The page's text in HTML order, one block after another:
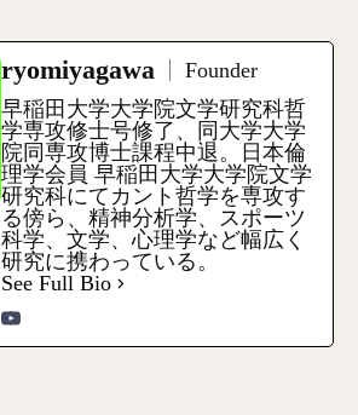
ryomiyagawa
Founder
早稲田大学大学院文学研究科哲
学専攻修士号修了、同大学大学
院同専攻博士課程中退。日本倫
理学会員 早稲田大学大学院文学
研究科にてカント哲学を専攻す
る傍ら、精神分析学、スポーツ
科学、文学、心理学など幅広く
研究に携わっている。
See Full Bio